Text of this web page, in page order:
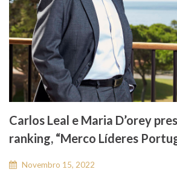
Carlos Leal e Maria D’orey
ranking, “Merco Líderes
Novembro 15, 2022